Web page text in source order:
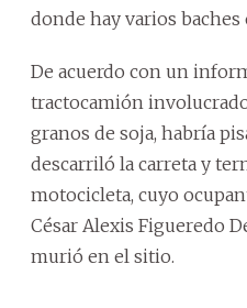
donde hay varios baches
De acuerdo con un
tractocamión
granos de soja, habría
descarriló la carreta y
motocicleta, cuyo
César Alexis Figueredo
murió en el sitio.